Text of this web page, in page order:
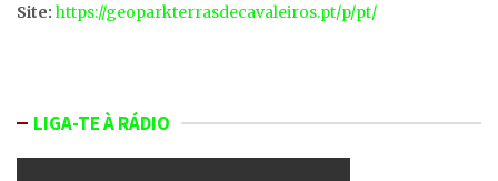
Site: https://geoparkterrasdecavaleiros.pt/p/pt/
LIGA-TE À RÁDIO